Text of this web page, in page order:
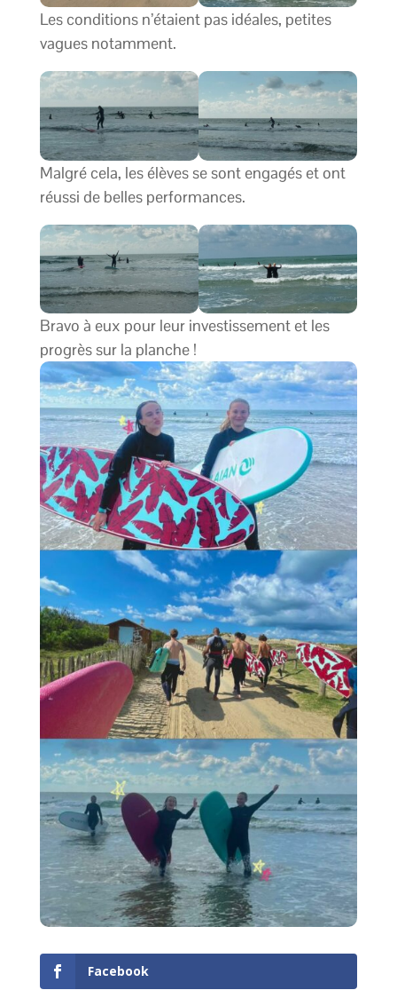
Les conditions n’étaient pas idéales, petites
vagues notamment.
Malgré cela, les élèves se sont engagés et ont
réussi de belles performances.
Bravo à eux pour leur investissement et les
progrès sur la planche !
Facebook